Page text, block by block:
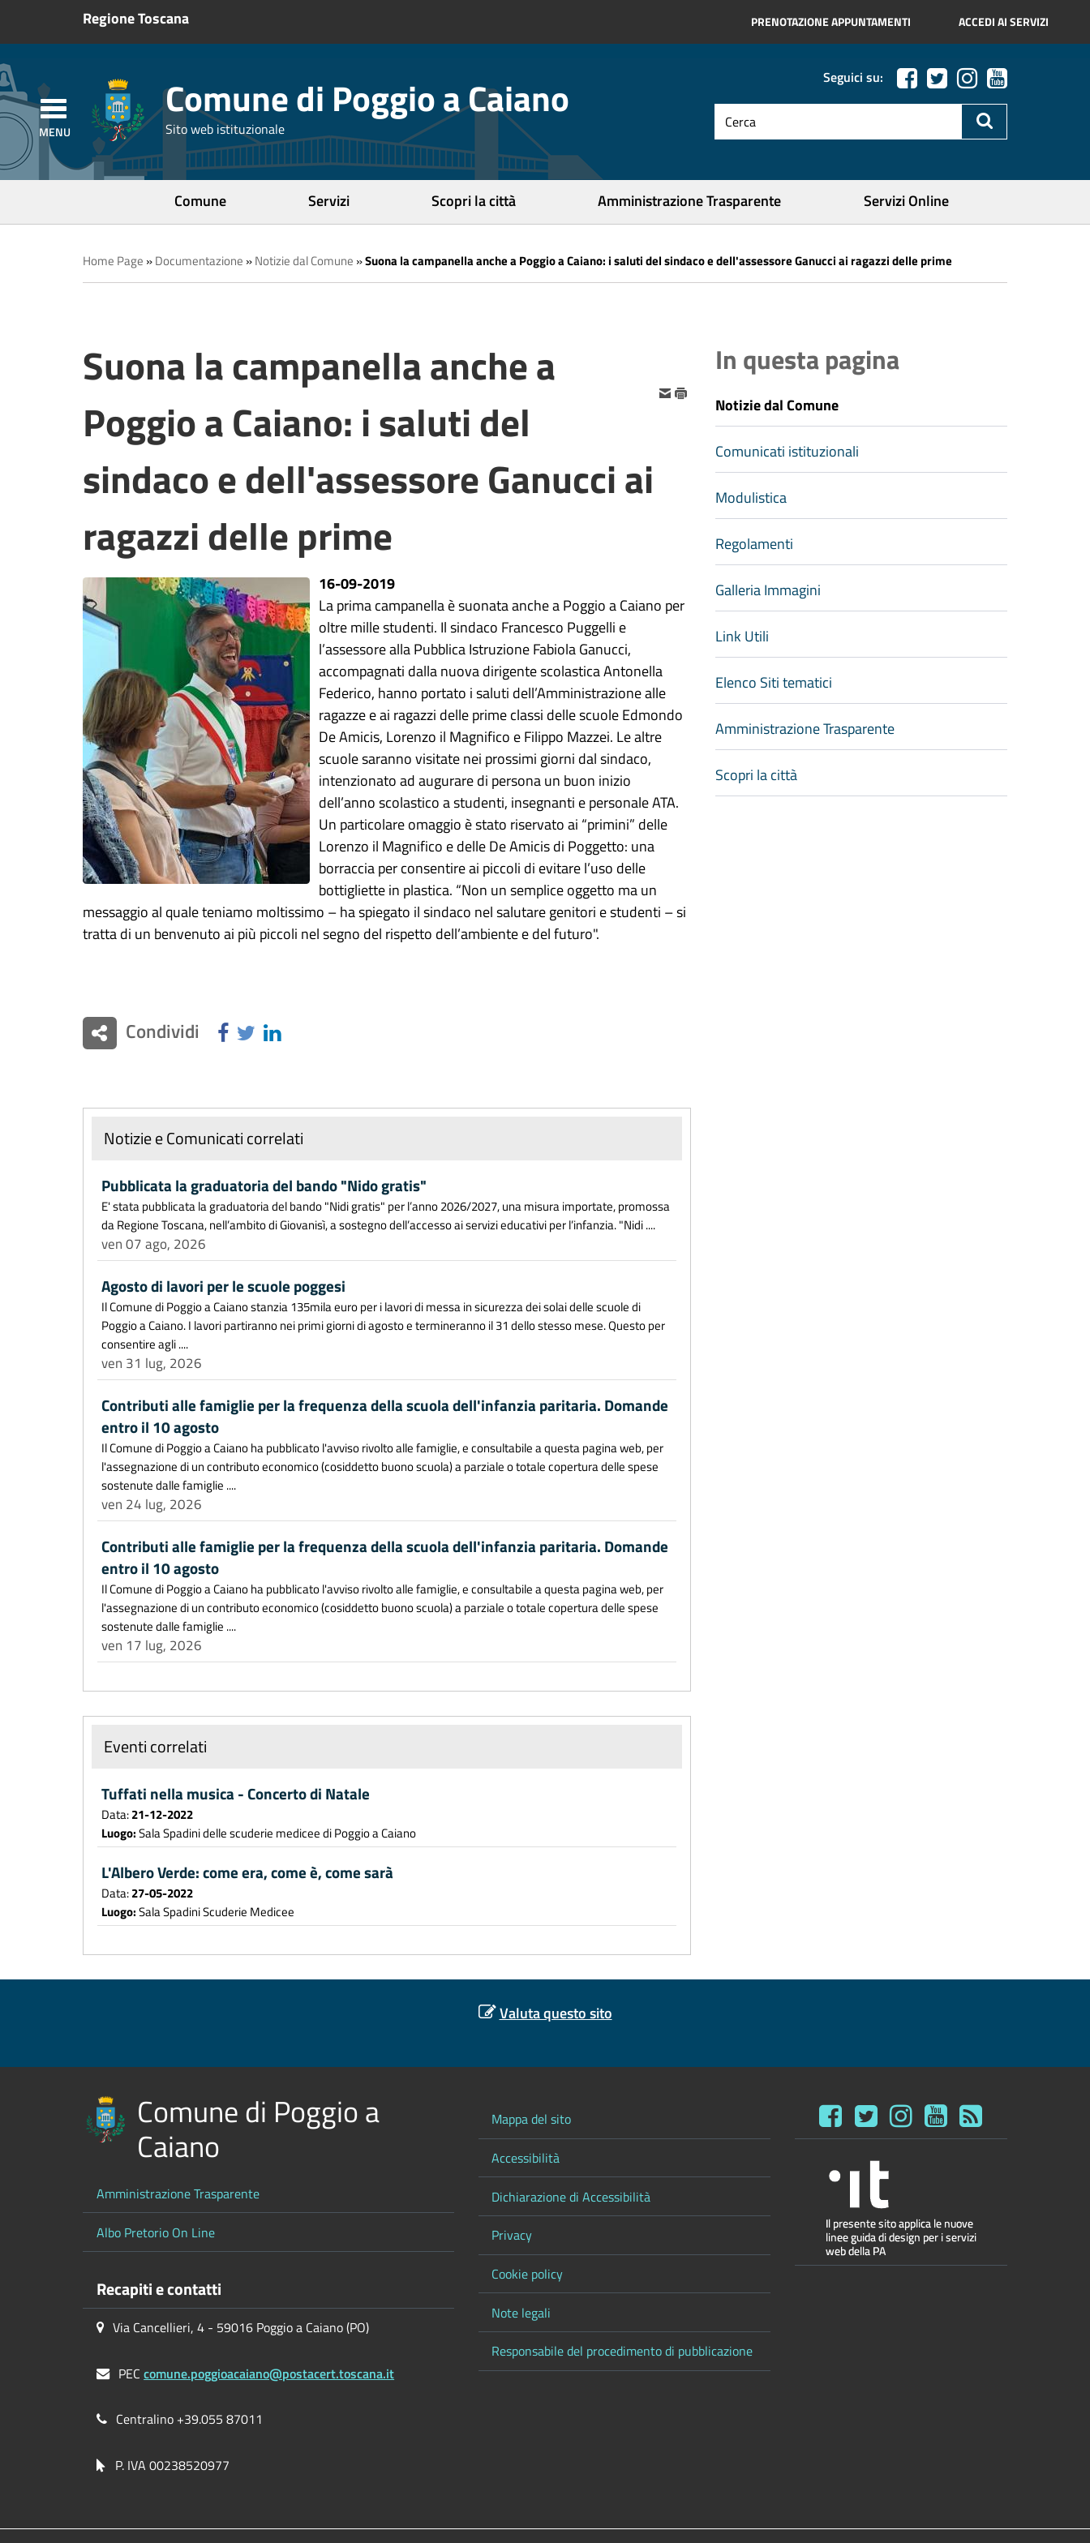
Regione Toscana PRENOTAZIONE APPUNTAMENTI ACCEDI AI SERVIZI
Comune di Poggio a Caiano
Sito web istituzionale
Seguici su:
testo
da
Comune Servizi Scopri la città Amministrazione Trasparente Servizi Online
Home Page »Documentazione »Notizie dal Comune »Suona la campanella anche a Poggio a Caiano: i saluti del sindaco e dell'assessore Ganucci ai ragazzi delle prime
Suona la campanella anche a
Poggio a Caiano: i saluti del
sindaco e dell'assessore Ganucci ai
ragazzi delle prime
16-09-2019
La prima campanella è suonata anche a Poggio a Caiano per
oltre mille studenti. Il sindaco Francesco Puggelli e
l’assessore alla Pubblica Istruzione Fabiola Ganucci,
accompagnati dalla nuova dirigente scolastica Antonella
Federico, hanno portato i saluti dell’Amministrazione alle
ragazze e ai ragazzi delle prime classi delle scuole Edmondo
De Amicis, Lorenzo il Magnifico e Filippo Mazzei. Le altre
scuole saranno visitate nei prossimi giorni dal sindaco,
intenzionato ad augurare di persona un buon inizio
dell’anno scolastico a studenti, insegnanti e personale ATA.
Un particolare omaggio è stato riservato ai “primini” delle
Lorenzo il Magnifico e delle De Amicis di Poggetto: una
borraccia per consentire ai piccoli di evitare l’uso delle
bottigliette in plastica. “Non un semplice oggetto ma un
messaggio al quale teniamo moltissimo – ha spiegato il sindaco nel salutare genitori e studenti – si
tratta di un benvenuto ai più piccoli nel segno del rispetto dell’ambiente e del futuro".
Condividi
Notizie e Comunicati correlati
Pubblicata la graduatoria del bando "Nido gratis"
E' stata pubblicata la graduatoria del bando "Nidi gratis" per l’anno 2026/2027, una misura importate, promossa
da Regione Toscana, nell’ambito di Giovanisì, a sostegno dell’accesso ai servizi educativi per l’infanzia. "Nidi ....
ven 07 ago, 2026
Agosto di lavori per le scuole poggesi
Il Comune di Poggio a Caiano stanzia 135mila euro per i lavori di messa in sicurezza dei solai delle scuole di
Poggio a Caiano. I lavori partiranno nei primi giorni di agosto e termineranno il 31 dello stesso mese. Questo per
consentire agli ....
ven 31 lug, 2026
Contributi alle famiglie per la frequenza della scuola dell'infanzia paritaria. Domande
entro il 10 agosto
Il Comune di Poggio a Caiano ha pubblicato l'avviso rivolto alle famiglie, e consultabile a questa pagina web, per
l'assegnazione di un contributo economico (cosiddetto buono scuola) a parziale o totale copertura delle spese
sostenute dalle famiglie ....
ven 24 lug, 2026
Contributi alle famiglie per la frequenza della scuola dell'infanzia paritaria. Domande
entro il 10 agosto
Il Comune di Poggio a Caiano ha pubblicato l'avviso rivolto alle famiglie, e consultabile a questa pagina web, per
l'assegnazione di un contributo economico (cosiddetto buono scuola) a parziale o totale copertura delle spese
sostenute dalle famiglie ....
ven 17 lug, 2026
Eventi correlati
Tuffati nella musica - Concerto di Natale
Data:21-12-2022
Luogo:Sala Spadini delle scuderie medicee di Poggio a Caiano
L'Albero Verde: come era, come è, come sarà
Data:27-05-2022
Luogo:Sala Spadini Scuderie Medicee
In questa pagina
Notizie dal Comune
Comunicati istituzionali
Modulistica
Regolamenti
Galleria Immagini
Link Utili
Elenco Siti tematici
Amministrazione Trasparente
Scopri la città
Valuta questo sito
Comune di Poggio a
Caiano
Amministrazione Trasparente
Albo Pretorio On Line
Recapiti e contatti
Via Cancellieri, 4 - 59016 Poggio a Caiano (PO)
PECcomune.poggioacaiano@postacert.toscana.it
Centralino +39.055 87011
P. IVA 00238520977
Mappa del sito
Accessibilità
Dichiarazione di Accessibilità
Privacy
Cookie policy
Note legali
Responsabile del procedimento di pubblicazione